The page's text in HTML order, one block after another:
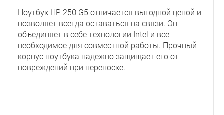
Ноутбук HP 250 G5 отличается выгодной ценой и
позволяет всегда оставаться на связи. Он
объединяет в себе технологии Intel и все
необходимое для совместной работы. Прочный
корпус ноутбука надежно защищает его от
повреждений при переноске.